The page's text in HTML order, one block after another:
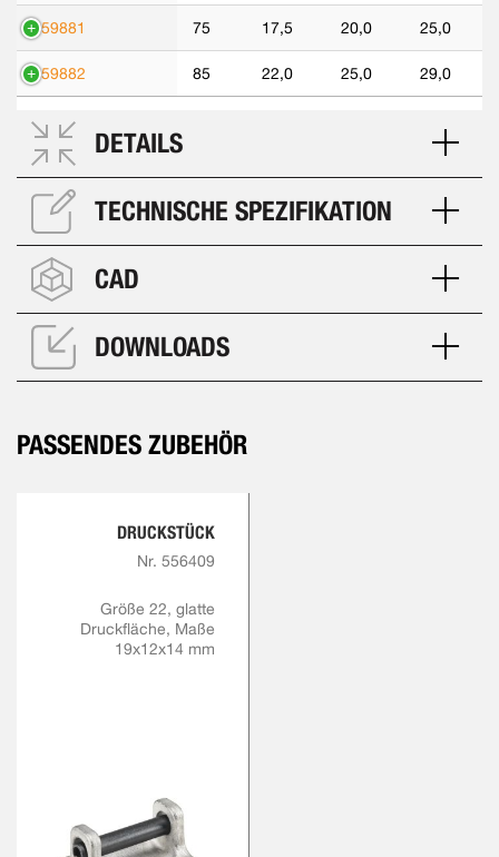
559881 75 17,5 20,0 25,0
559882 85 22,0 25,0 29,0
DETAILS
TECHNISCHE SPEZIFIKATION
CAD
DOWNLOADS
PASSENDES ZUBEHÖR
DRUCKSTÜCK
Nr. 556409
Größe 22, glatte
Druckfläche, Maße
19x12x14 mm